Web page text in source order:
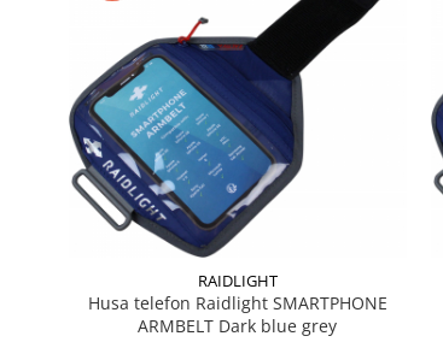
RAIDLIGHT
Husa telefon Raidlight SMARTPHONE
ARMBELT Dark blue grey